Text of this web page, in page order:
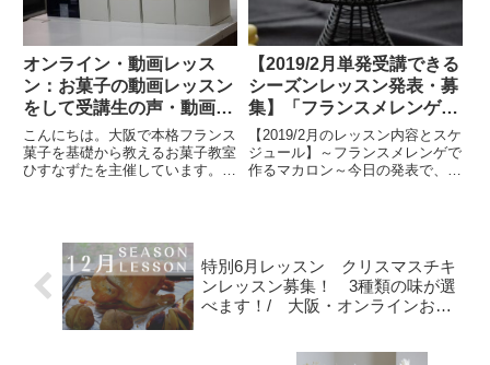
オンライン・動画レッス
ン：お菓子の動画レッスン
をして受講生の声・動画レ
ッスンも大人気！！ /
大阪お菓子教室ひすなずた
こんにちは。大阪で本格フランス
菓子を基礎から教えるお菓子教室
ひすなずたを主催しています。
ていただき、いろいろとわかった
ことがあります。1.それぞれ...
【2019/2月単発受講できる
シーズンレッスン発表・募
集】「フランスメレンゲで
作るマカロン」/大阪・天
王寺・なんば お菓子教室
ひすなずた
【2019/2月のレッスン内容とスケ
ジュール】～フランスメレンゲで
作るマカロン～今日の発表で、ぎ
いろいろやっていたら...
特別6月レッスン クリスマスチキ
ンレッスン募集！ 3種類の味が選
べます！/ 大阪・オンラインお菓